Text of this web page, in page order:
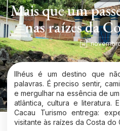
Mais que um
nas raízes da
Ilhéus é um destino que
palavras. É preciso sentir,
e mergulhar na essência de
atlântica, cultura e literatura.
Cacau Turismo entrega:
visitante às raízes da Costa do